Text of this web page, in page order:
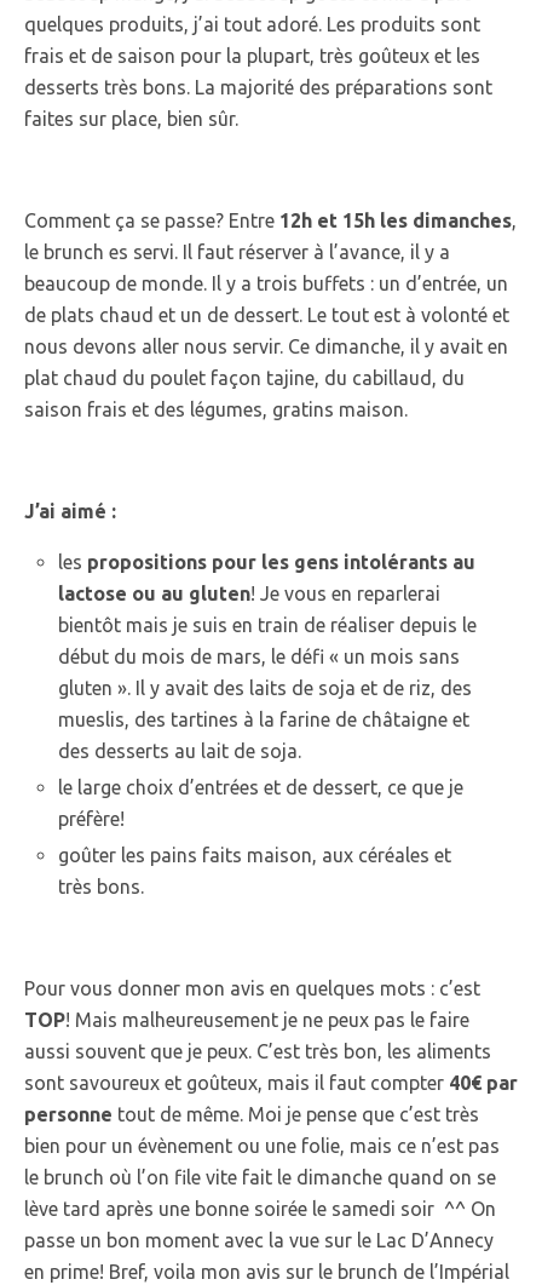
quelques produits, j’ai tout adoré. Les produits sont
frais et de saison pour la plupart, très goûteux et les
desserts très bons. La majorité des préparations sont
faites sur place, bien sûr.
Comment ça se passe? Entre 12h et 15h les dimanches,
le brunch es servi. Il faut réserver à l’avance, il y a
beaucoup de monde. Il y a trois buffets : un d’entrée, un
de plats chaud et un de dessert. Le tout est à volonté et
nous devons aller nous servir. Ce dimanche, il y avait en
plat chaud du poulet façon tajine, du cabillaud, du
saison frais et des légumes, gratins maison.
J’ai aimé :
les propositions pour les gens intolérants au
lactose ou au gluten! Je vous en reparlerai
bientôt mais je suis en train de réaliser depuis le
début du mois de mars, le défi « un mois sans
gluten ». Il y avait des laits de soja et de riz, des
mueslis, des tartines à la farine de châtaigne et
des desserts au lait de soja.
le large choix d’entrées et de dessert, ce que je
préfère!
goûter les pains faits maison, aux céréales et
très bons.
Pour vous donner mon avis en quelques mots : c’est
TOP! Mais malheureusement je ne peux pas le faire
aussi souvent que je peux. C’est très bon, les aliments
sont savoureux et goûteux, mais il faut compter 40€ par
personne tout de même. Moi je pense que c’est très
bien pour un évènement ou une folie, mais ce n’est pas
le brunch où l’on file vite fait le dimanche quand on se
lève tard après une bonne soirée le samedi soir ^^ On
passe un bon moment avec la vue sur le Lac D’Annecy
en prime! Bref, voila mon avis sur le brunch de l’Impérial